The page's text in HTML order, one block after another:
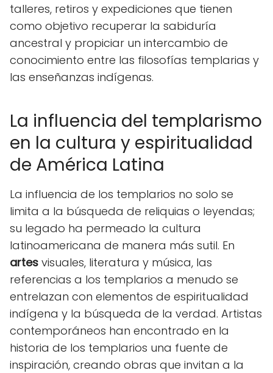
talleres, retiros y expediciones que tienen
como objetivo recuperar la sabiduría
ancestral y propiciar un intercambio de
conocimiento entre las filosofías templarias y
las enseñanzas indígenas.
La influencia del templarismo
en la cultura y espiritualidad
de América Latina
La influencia de los templarios no solo se
limita a la búsqueda de reliquias o leyendas;
su legado ha permeado la cultura
latinoamericana de manera más sutil. En
artes visuales, literatura y música, las
referencias a los templarios a menudo se
entrelazan con elementos de espiritualidad
indígena y la búsqueda de la verdad. Artistas
contemporáneos han encontrado en la
historia de los templarios una fuente de
inspiración, creando obras que invitan a la